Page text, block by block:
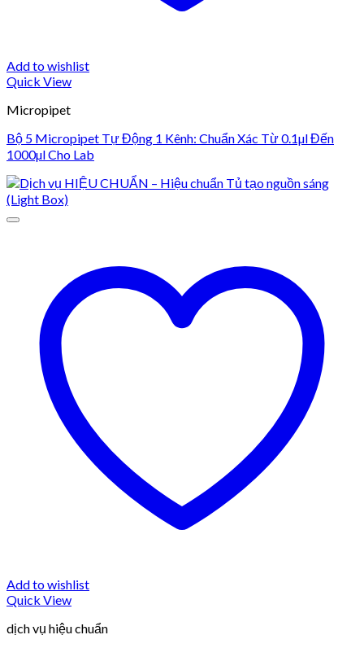
Add to wishlist
Quick View
Micropipet
Bộ 5 Micropipet Tự Động 1 Kênh: Chuẩn Xác Từ 0.1µl Đến
1000µl Cho Lab
Add to wishlist
Quick View
dịch vụ hiệu chuẩn